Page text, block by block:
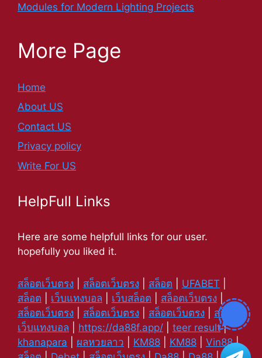
Modules for Modern Lighting Projects
More Page
Home
About US
Contact US
Privacy policy
Write For US
HelpFull Links
Here are some helpfull links for our user.
hopefully you liked it.
สล็อตเว็บตรง สล็อตเว็บตรง สล็อต UFABET
สล็อต
เว็บแทงบอล เว็บสล็อต สล็อตเว็บตรง
สล็อตเว็บตรง
สล็อตเว็บตรง สล็อตเว็บตรง สล็อต
เว็บแทงบอล
https://da88f.app/ teer result|
khanapara
ผลหวยลาว KM88 KM88 Vin88|